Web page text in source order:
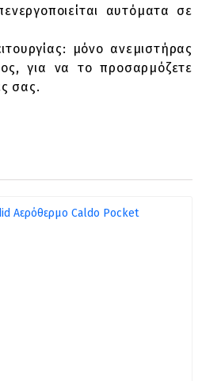
αυτόματα σε
μόνο ανεμιστήρας
για να το προσαρμόζετε
σας.